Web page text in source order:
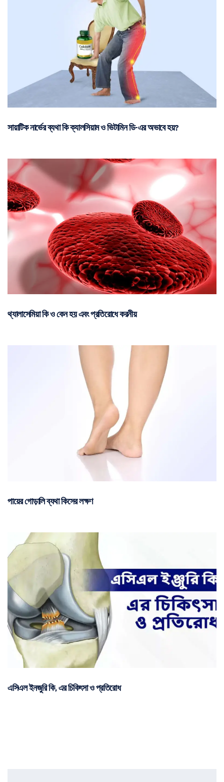
সায়াটিক নার্ভের ব্যথা কি ক্যালসিয়াম ও ভিটামিন ডি-এর অভাবে হয়?
থ্যালাসেমিয়া কি ও কেন হয় এবং প্রতিরোধে করনীয়
পায়ের গোড়ালি ব্যথা কিসের লক্ষণ
এসিএল ইনজুরি কি, এর চিকিৎসা ও প্রতিরোধ